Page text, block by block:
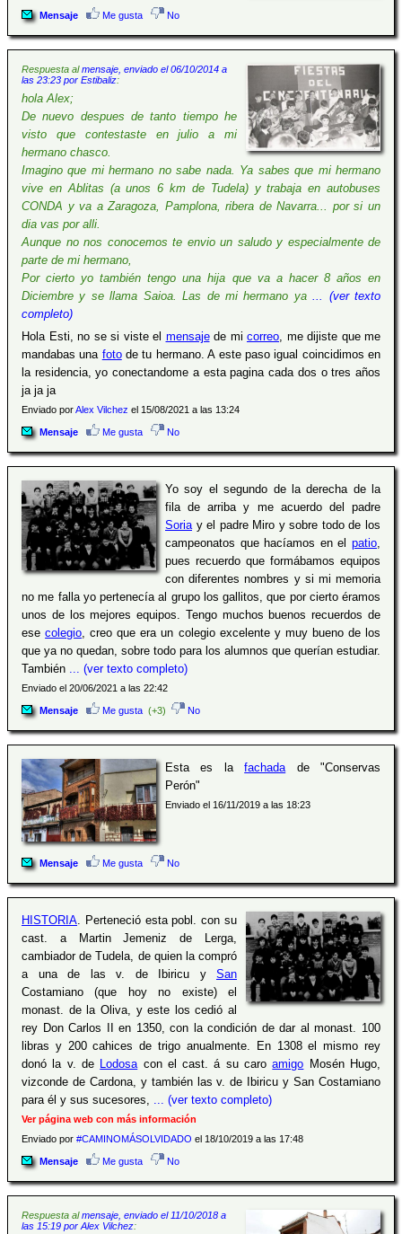
Mensaje Me gusta No
Respuesta almensaje, enviado el 06/10/2014 a
las 23:23 por Estibaliz:
hola Alex;
De nuevo despues de tanto tiempo he
visto que contestaste en julio a mi
hermano chasco.
Imagino que mi hermano no sabe nada. Ya sabes que mi hermano
vive en Ablitas (a unos 6 km de Tudela) y trabaja en autobuses
CONDA y va a Zaragoza, Pamplona, ribera de Navarra... por si un
dia vas por alli.
Aunque no nos conocemos te envio un saludo y especialmente de
parte de mi hermano,
Por cierto yo también tengo una hija que va a hacer 8 años en
Diciembre y se llama Saioa. Las de mi hermano ya... (ver texto
completo)
Hola Esti, no se si viste el mensajede mi correo, me dijiste que me
mandabas una fotode tu hermano. A este paso igual coincidimos en
la residencia, yo conectandome a esta pagina cada dos o tres años
ja ja ja
Enviado porAlex Vilchez el 15/08/2021 a las 13:24
Mensaje Me gusta No
Yo soy el segundo de la derecha de la
fila de arriba y me acuerdo del padre
Soriay el padre Miro y sobre todo de los
campeonatos que hacíamos en el patio,
pues recuerdo que formábamos equipos
con diferentes nombres y si mi memoria
no me falla yo pertenecía al grupo los gallitos, que por cierto éramos
unos de los mejores equipos. Tengo muchos buenos recuerdos de
esecolegio, creo que era un colegio excelente y muy bueno de los
que ya no quedan, sobre todo para los alumnos que querían estudiar.
También ... (ver texto completo)
Enviado el 20/06/2021 a las 22:42
Mensaje Me gusta (+3) No
Esta es lafachadade "Conservas
Perón"
Enviado el 16/11/2019 a las 18:23
Mensaje Me gusta No
HISTORIA . Perteneció esta pobl. con su
cast. a Martin Jemeniz de Lerga,
cambiador de Tudela, de quien la compró
a una de las v. de Ibiricu y San
Costamiano (que hoy no existe) el
monast. de la Oliva, y este los cedió al
rey Don Carlos II en 1350, con la condición de dar al monast. 100
libras y 200 cahices de trigo anualmente. En 1308 el mismo rey
donó la v. de
Lodosa con el cast. á su caroamigo Mosén Hugo,
vizconde de Cardona, y también las v. de Ibiricu y San Costamiano
para él y sus sucesores,
... (ver texto completo)
Ver página web con más información
Enviado por #CAMINOMÁSOLVIDADO el 18/10/2019 a las 17:48
Mensaje Me gusta No
Respuesta almensaje, enviado el 11/10/2018 a
las 15:19 por Alex Vilchez: